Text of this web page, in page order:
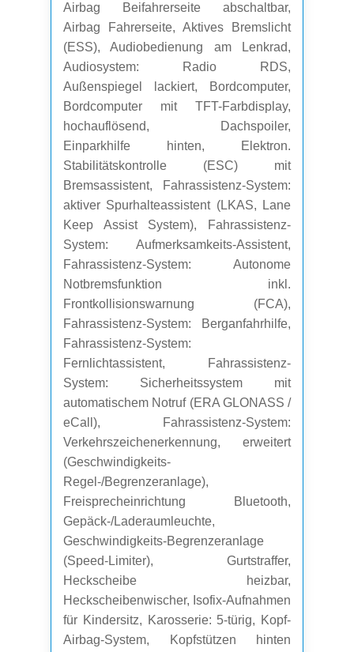
Airbag Beifahrerseite abschaltbar,
Airbag Fahrerseite, Aktives Bremslicht
(ESS), Audiobedienung am Lenkrad,
Audiosystem: Radio RDS,
Außenspiegel lackiert, Bordcomputer,
Bordcomputer mit TFT-Farbdisplay,
hochauflösend, Dachspoiler,
Einparkhilfe hinten, Elektron.
Stabilitätskontrolle (ESC) mit
Bremsassistent, Fahrassistenz-System:
aktiver Spurhalteassistent (LKAS, Lane
Keep Assist System), Fahrassistenz-
System: Aufmerksamkeits-Assistent,
Fahrassistenz-System: Autonome
Notbremsfunktion inkl.
Frontkollisionswarnung (FCA),
Fahrassistenz-System: Berganfahrhilfe,
Fahrassistenz-System:
Fernlichtassistent, Fahrassistenz-
System: Sicherheitssystem mit
automatischem Notruf (ERA GLONASS /
eCall), Fahrassistenz-System:
Verkehrszeichenerkennung, erweitert
(Geschwindigkeits-
Regel-/Begrenzeranlage),
Freisprecheinrichtung Bluetooth,
Gepäck-/Laderaumleuchte,
Geschwindigkeits-Begrenzeranlage
(Speed-Limiter), Gurtstraffer,
Heckscheibe heizbar,
Heckscheibenwischer, Isofix-Aufnahmen
für Kindersitz, Karosserie: 5-türig, Kopf-
Airbag-System, Kopfstützen hinten